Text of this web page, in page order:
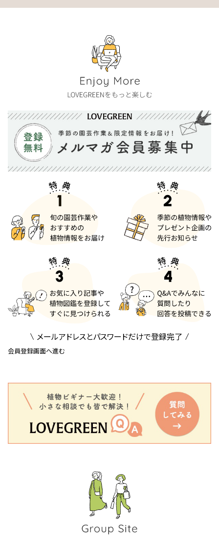
メールアドレスとパスワードだけで登録完了
会員登録画面へ進む